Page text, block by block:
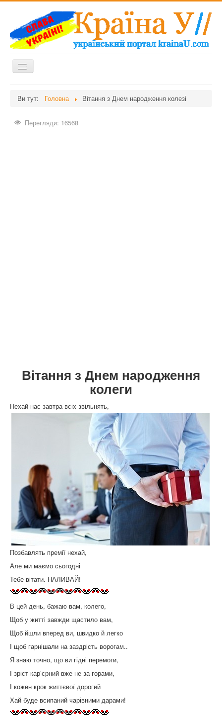
Перемикач
навігації
Здоров'я
Ви тут: Головна Вітання з Днем народження колезі
Перегляди: 16568
Вітання з Днем народження
колеги
Нехай нас завтра всіх звільнять,
Позбавлять премії нехай,
Але ми маємо сьогодні
Тебе вітати. НАЛИВАЙ!
В цей день, бажаю вам, колего,
Щоб у житті завжди щастило вам,
Щоб йшли вперед ви, швидко й легко
І щоб гарнішали на заздрість ворогам..
Я знаю точно, що ви гідні перемоги,
І зріст кар’єрний вже не за горами,
І кожен крок життєвої дорогий
Хай буде всипаний чарівними дарами!